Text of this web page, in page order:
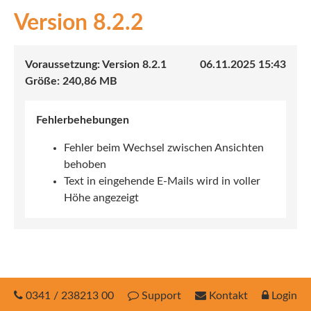
INEX
Leben
Investment
8.2.2
06.11.2025 15:43
8.2.1
240,86 MB
Fehlerbehebungen
Fehler beim Wechsel zwischen Ansichten
behoben
Text in eingehende E-Mails wird in voller
Höhe angezeigt
0341 / 238213 00 Support Kontakt Login